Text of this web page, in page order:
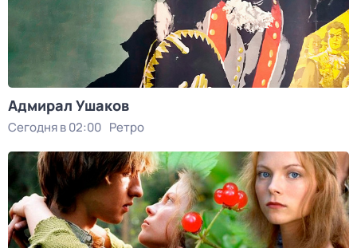
Адмирал Ушаков
Сегодня в 02:00 Ретро